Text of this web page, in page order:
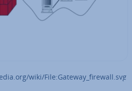
wiki/File:Gateway_firewall.svg